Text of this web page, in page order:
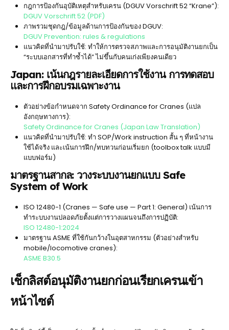
กฎการป้องกันอุบัติเหตุสำหรับเครน (DGUV Vorschrift 52 “Krane”):
DGUV Vorschrift 52 (PDF)
ภาพรวมชุดกฎ/ข้อมูลด้านการป้องกันของ DGUV:
DGUV Prevention: rules & regulations
แนวคิดที่นำมาปรับใช้: ทำให้การตรวจสภาพและการอนุมัติงานยกเป็น
“ระบบเอกสารที่ทำซ้ำได้” ไม่ขึ้นกับคนเก่งเพียงคนเดียว
Japan: เน้นกฎรายละเอียดการใช้งาน การทดสอบ
และการฝึกอบรมเฉพาะงาน
ตัวอย่างข้อกำหนดจาก Safety Ordinance for Cranes (แปล
อังกฤษทางการ):
Safety Ordinance for Cranes (Japan Law Translation)
แนวคิดที่นำมาปรับใช้: ทำ SOP/Work instruction สั้น ๆ ที่หน้างาน
ใช้ได้จริง และเน้นการฝึก/ทบทวนก่อนเริ่มยก (toolbox talk แบบมี
แบบฟอร์ม)
มาตรฐานสากล: วางระบบงานยกแบบ Safe
System of Work
ISO 12480-1 (Cranes — Safe use — Part 1: General) เน้นการ
ทำระบบงานปลอดภัยตั้งแต่การวางแผนจนถึงการปฏิบัติ:
ISO 12480-1:2024
มาตรฐาน ASME ที่ใช้กันกว้างในอุตสาหกรรม (ตัวอย่างสำหรับ
mobile/locomotive cranes):
ASME B30.5
เช็กลิสต์อนุมัติงานยกก่อนเรียกเครนเข้า
หน้าไซต์